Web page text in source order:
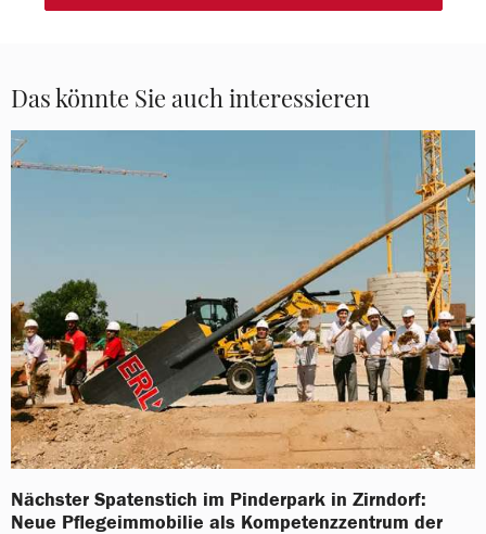
Das könnte Sie auch interessieren
Nächster Spatenstich im Pinderpark in Zirndorf:
Neue Pflegeimmobilie als Kompetenzzentrum der